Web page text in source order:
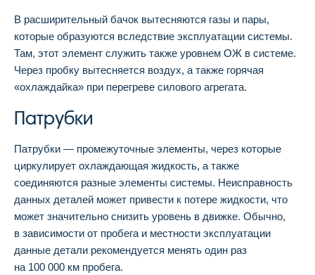
В расширительный бачок вытесняются газы и пары,
которые образуются вследствие эксплуатации системы.
Там, этот элемент служить также уровнем ОЖ в системе.
Через пробку вытесняется воздух, а также горячая
«охлаждайка» при перегреве силового агрегата.
Патрубки
Патрубки — промежуточные элементы, через которые
циркулирует охлаждающая жидкость, а также
соединяются разные элементы системы. Неисправность
данных деталей может привести к потере жидкости, что
может значительно снизить уровень в движке. Обычно,
в зависимости от пробега и местности эксплуатации
данные детали рекомендуется менять один раз
на 100 000 км пробега.